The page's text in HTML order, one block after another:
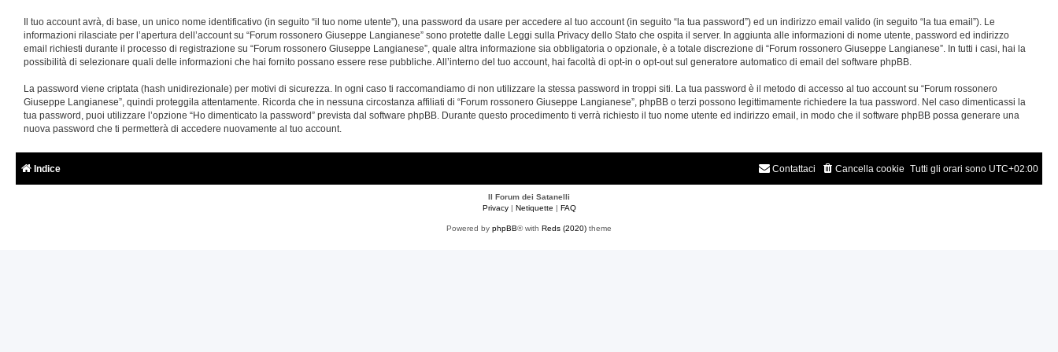
Il tuo account avrà, di base, un unico nome identificativo (in seguito “il tuo nome utente”), una password da usare per accedere al tuo account (in seguito “la tua password”) ed un indirizzo email valido (in seguito “la tua email”). Le
informazioni rilasciate per l’apertura dell’account su “Forum rossonero Giuseppe Langianese” sono protette dalle Leggi sulla Privacy dello Stato che ospita il server. In aggiunta alle informazioni di nome utente, password ed indirizzo
email richiesti durante il processo di registrazione su “Forum rossonero Giuseppe Langianese”, quale altra informazione sia obbligatoria o opzionale, è a totale discrezione di “Forum rossonero Giuseppe Langianese”. In tutti i casi, hai la
possibilità di selezionare quali delle informazioni che hai fornito possano essere rese pubbliche. All’interno del tuo account, hai facoltà di opt-in o opt-out sul generatore automatico di email del software phpBB.
La password viene criptata (hash unidirezionale) per motivi di sicurezza. In ogni caso ti raccomandiamo di non utilizzare la stessa password in troppi siti. La tua password è il metodo di accesso al tuo account su “Forum rossonero
Giuseppe Langianese”, quindi proteggila attentamente. Ricorda che in nessuna circostanza affiliati di “Forum rossonero Giuseppe Langianese”, phpBB o terzi possono legittimamente richiedere la tua password. Nel caso dimenticassi la
tua password, puoi utilizzare l’opzione “Ho dimenticato la password” prevista dal software phpBB. Durante questo procedimento ti verrà richiesto il tuo nome utente ed indirizzo email, in modo che il software phpBB possa generare una
nuova password che ti permetterà di accedere nuovamente al tuo account.
Indice Tutti gli orari sono UTC+02:00
Cancella cookie
Contattaci
Il Forum dei Satanelli
Privacy| Netiquette | FAQ
Powered by phpBB® with Reds (2020) theme